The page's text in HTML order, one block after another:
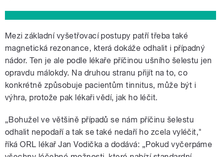
Mezi základní vyšetřovací postupy patří třeba také
magnetická rezonance, která dokáže odhalit i případný
nádor. Ten je ale podle lékaře příčinou ušního šelestu jen
opravdu málokdy. Na druhou stranu přijít na to, co
konkrétně způsobuje pacientům tinnitus, může být i
výhra, protože pak lékaři vědí, jak ho léčit.
„Bohužel ve většině případů se nám příčinu šelestu
odhalit nepodaří a tak se také nedaří ho zcela vyléčit,"
říká ORL lékař Jan Vodička a dodává: „Pokud vyčerpáme